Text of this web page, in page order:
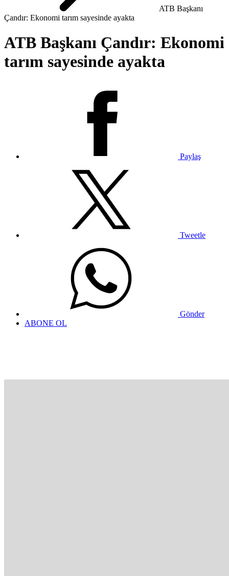
ATB Başkanı
Çandır: Ekonomi tarım sayesinde ayakta
ATB Başkanı Çandır: Ekonomi
tarım sayesinde ayakta
Paylaş
Tweetle
Gönder
ABONE OL